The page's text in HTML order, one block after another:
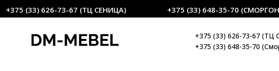
(33) 626-73-67 (ТЦ СЕНИЦА) +375 (33) 648-35-70 (СМОРГОНЬ)
+375 (33) 626-73-67 (ТЦ
+375 (33) 648-35-70